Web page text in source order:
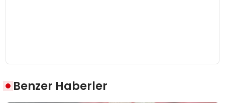
Benzer Haberler